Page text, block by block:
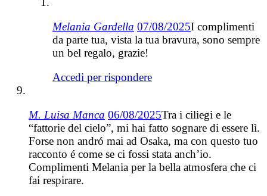
Melania Gardella 07/08/2025I complimenti
da parte tua, vista la tua bravura, sono sempre
un bel regalo, grazie!
Accedi per rispondere
M. Luisa Manca 06/08/2025Tra i ciliegi e le
“fattorie del cielo”, mi hai fatto sognare di essere lì.
Forse non andró mai ad Osaka, ma con questo tuo
racconto é come se ci fossi stata anch’io.
Complimenti Melania per la bella atmosfera che ci
fai respirare.